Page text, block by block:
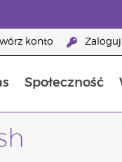
konto Zaloguj
Społeczność